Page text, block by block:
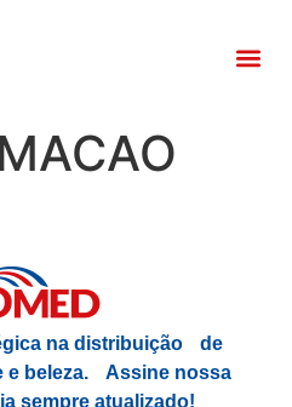
na distribuição de
e beleza. Assine nossa
sempre atualizado!